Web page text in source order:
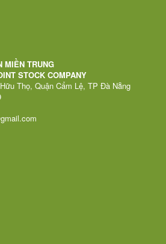
MIỀN TRUNG
STOCK COMPANY
Thọ, Quận Cẩm Lệ, TP Đà Nẵng